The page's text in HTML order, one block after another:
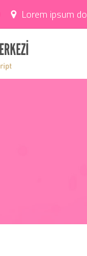
Lorem ipsum